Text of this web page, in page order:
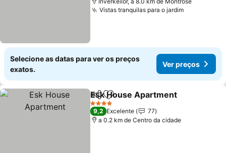
Vistas tranquilas para o jardim
Selecione as datas para ver os preços
exatos.
Ver preços
PartilharAdicionar aos favoritos
Esk House Apartment
4 Estrelas
9,2 Excelente
77
a 0.2 km de Centro da cidade